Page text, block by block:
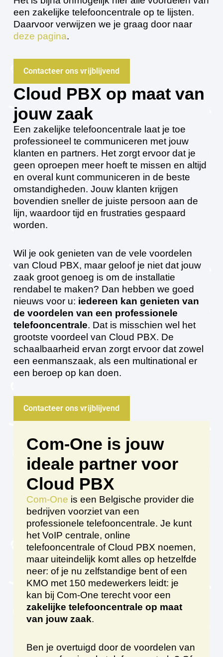
een zakelijke telefooncentrale op te lijsten.
Daarvoor verwijzen we je graag door naar
deze pagina.
Contacteer ons vrijblijvend
Cloud PBX op maat van
jouw zaak
Een zakelijke telefooncentrale laat je toe
professioneel te communiceren met jouw
klanten en partners. Het zorgt ervoor dat je
geen oproepen meer hoeft te missen en altijd
en overal kunt communiceren in de beste
omstandigheden. Jouw klanten krijgen
bovendien sneller de juiste persoon aan de
lijn, waardoor tijd en frustraties gespaard
worden.
Wil je ook genieten van de vele voordelen
van Cloud PBX, maar geloof je niet dat jouw
zaak groot genoeg is om de installatie
rendabel te maken? Dan hebben we goed
nieuws voor u: iedereen kan genieten van
de voordelen van een professionele
telefooncentrale. Dat is misschien wel het
grootste voordeel van Cloud PBX. De
schaalbaarheid ervan zorgt ervoor dat zowel
een eenmanszaak, als een multinational er
een beroep op kan doen.
Contacteer ons vrijblijvend
Com-One is jouw
ideale partner voor
Cloud PBX
Com-One is een Belgische provider die
bedrijven voorziet van een
professionele telefooncentrale. Je kunt
het VoIP centrale, online
telefooncentrale of Cloud PBX noemen,
maar uiteindelijk komt alles op hetzelfde
neer: of je nu zelfstandige bent of een
KMO met 150 medewerkers leidt: je
kan bij Com-One terecht voor een
zakelijke telefooncentrale op maat
van jouw zaak.
Ben je overtuigd door de voordelen van